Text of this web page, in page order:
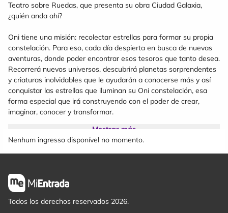
Teatro sobre Ruedas, que presenta su obra Ciudad Galaxia,
¿quién anda ahí?
Oni tiene una misión: recolectar estrellas para formar su propia
constelación. Para eso, cada día despierta en busca de nuevas
aventuras, donde poder encontrar esos tesoros que tanto desea.
Recorrerá nuevos universos, descubrirá planetas sorprendentes
y criaturas inolvidables que le ayudarán a conocerse más y así
conquistar las estrellas que iluminan su Oni constelación, esa
forma especial que irá construyendo con el poder de crear,
imaginar, conocer y transformar.
aventuras sorprendentes, ya que nuestro interior es infinito,
como el universo.
Obra recomendada para infancias entre 0 y 9 años.
Mostrar más
Nenhum ingresso disponível no momento.
Todos los derechos reservados 2026.